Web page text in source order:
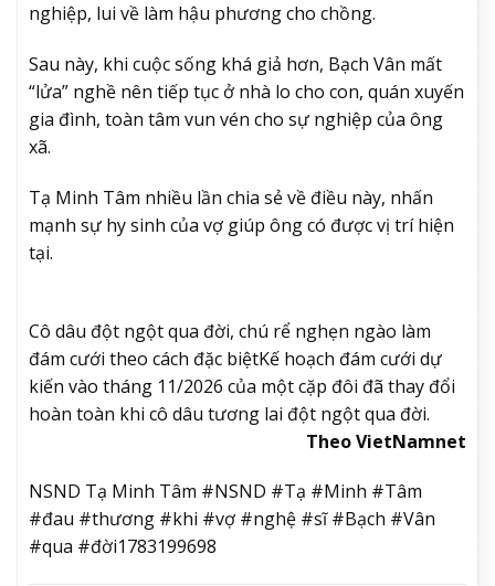
nghiệp, lui về làm hậu phương cho chồng.
Sau này, khi cuộc sống khá giả hơn, Bạch Vân mất
“lửa” nghề nên tiếp tục ở nhà lo cho con, quán xuyến
gia đình, toàn tâm vun vén cho sự nghiệp của ông
xã.
Tạ Minh Tâm nhiều lần chia sẻ về điều này, nhấn
mạnh sự hy sinh của vợ giúp ông có được vị trí hiện
tại.
Cô dâu đột ngột qua đời, chú rể nghẹn ngào làm
đám cưới theo cách đặc biệtKế hoạch đám cưới dự
kiến ​​vào tháng 11/2026 của một cặp đôi đã thay đổi
hoàn toàn khi cô dâu tương lai đột ngột qua đời.
Theo VietNamnet
NSND Tạ Minh Tâm #NSND #Tạ #Minh #Tâm
#đau #thương #khi #vợ #nghệ #sĩ #Bạch #Vân
#qua #đời1783199698